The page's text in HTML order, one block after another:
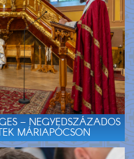
– NEGYEDSZÁZADOS
MÁRIAPÓCSON